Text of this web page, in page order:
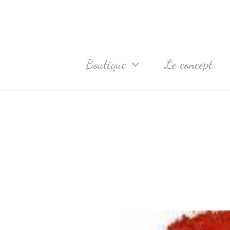
Boutique Le concept